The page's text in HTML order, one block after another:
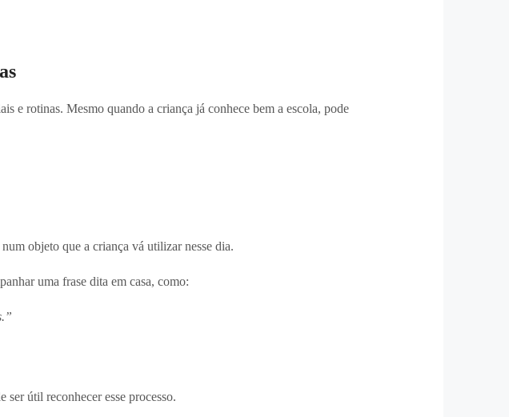
e rotinas. Mesmo quando a criança já conhece bem a escola, pode
objeto que a criança vá utilizar nesse dia.
uma frase dita em casa, como:
útil reconhecer esse processo.